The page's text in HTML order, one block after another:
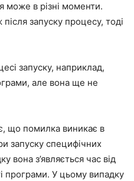
може в різні моменти.
запуску процесу, тоді
запуску, наприклад,
але вона ще не
що помилка виникає в
запуску специфічних
вона з’являється час від
програми. У цьому випадку